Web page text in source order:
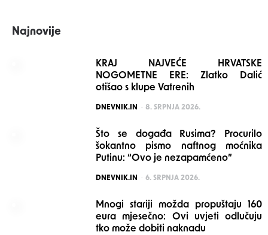
Najnovije
KRAJ NAJVEĆE HRVATSKE
NOGOMETNE ERE: Zlatko Dalić
otišao s klupe Vatrenih
POSTED
DNEVNIK.IN 8. SRPNJA 2026.
Što se događa Rusima? Procurilo
šokantno pismo naftnog moćnika
Putinu: “Ovo je nezapamćeno”
POSTED
DNEVNIK.IN 6. SRPNJA 2026.
Mnogi stariji možda propuštaju 160
eura mjesečno: Ovi uvjeti odlučuju
tko može dobiti naknadu